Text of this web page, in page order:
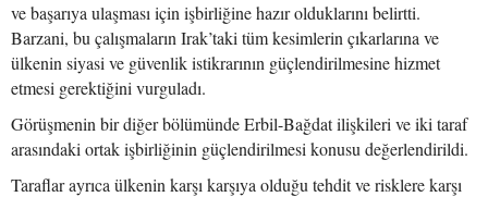
ve başarıya ulaşması için işbirliğine hazır olduklarını belirtti.
Barzani, bu çalışmaların Irak’taki tüm kesimlerin çıkarlarına ve
ülkenin siyasi ve güvenlik istikrarının güçlendirilmesine hizmet
etmesi gerektiğini vurguladı.
Görüşmenin bir diğer bölümünde Erbil-Bağdat ilişkileri ve iki taraf
arasındaki ortak işbirliğinin güçlendirilmesi konusu değerlendirildi.
Taraflar ayrıca ülkenin karşı karşıya olduğu tehdit ve risklere karşı